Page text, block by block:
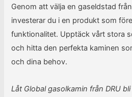
Genom att välja en gaseldstad
investerar du i en produkt som
funktionalitet. Upptäck vårt stora
och hitta den perfekta kaminen
och dina behov.
Låt Global gasolkamin från DRU